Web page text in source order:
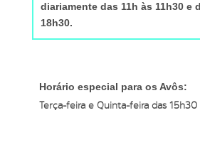
diariamente das 11h às 11h30 e
18h30.
Horário especial para os Avôs:
Terça-feira e Quinta-feira das 15h30